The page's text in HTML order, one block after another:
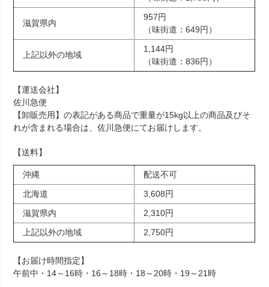
滋賀県内
957円
（味街道：649円）
上記以外の地域
1,144円
（味街道：836円）
【運送会社】
佐川急便
【卸販売用】の表記がある商品で重量が15kg以上の商品及びそ
れが含まれる場合は、佐川急便にてお届けします。
【送料】
沖縄
配送不可
北海道
3,608円
滋賀県内
2,310円
上記以外の地域
2,750円
【お届け時間指定】
午前中・14～16時・16～18時・18～20時・19～21時